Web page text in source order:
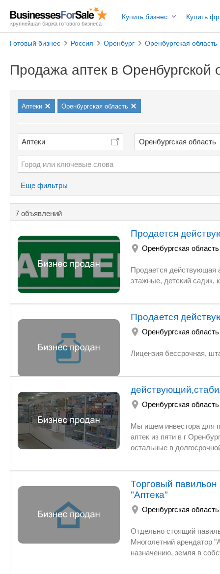
крупнейшая биржа готового бизнеса
Купить бизнес Купить
Готовый бизнес Россия Оренбург Оренбургская область
Продажа аптек в Оренбургской
Аптеки Оренбургская область
Аптеки Оренбургская область
Еще фильтры
7 объявлений
Продается
Оренбургская область
Продается действующая
этажные, детский садик,
Продается
Оренбургская область
Лицензия бессрочная,
Оренбургская область
Мы ищем инвестора для покупки, рентабельного, действующего
аптек из пяти в г Оренбурге, на рынке более 13 лет. Одна аптека в собственности $180 м2,
остальные в долгосрочной аренде. Среднемесячная прибыль 860 тысяч рублей. Срок
Торговый
"Аптека"
Оренбургская область
Отдельно стоящий
Многолетний арендатор "Аптека". Ежемесячно = 150 000 руб. Можно использовать по другому
назначению, земля в